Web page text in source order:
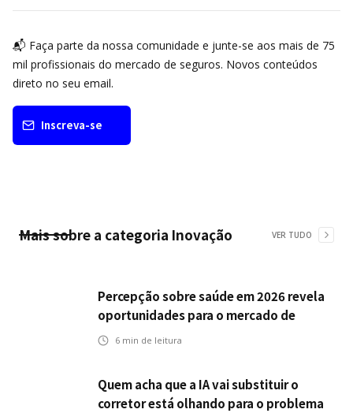
📬 Faça parte da nossa comunidade e junte-se aos mais de 75
mil profissionais do mercado de seguros. Novos conteúdos
direto no seu email.
Inscreva-se
Mais sobre a categoria Inovação VER TUDO
Percepção sobre saúde em 2026 revela
oportunidades para o mercado de
seguros ampliar cobertura e prevenção
6 min de leitura
Quem acha que a IA vai substituir o
corretor está olhando para o problema